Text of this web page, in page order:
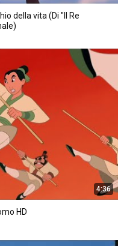
della vita (Di "Il Re
4:36
HD